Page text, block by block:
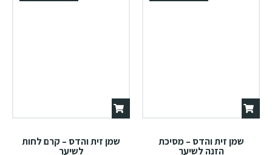
שמן זית והדס – מסיכת
הזנה לשיער
שמן זית והדס – קרם לחות
לשיער